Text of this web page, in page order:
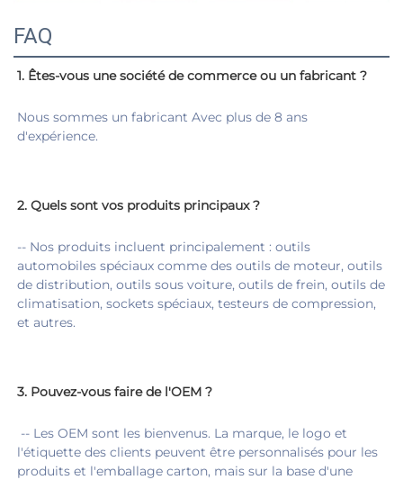
FAQ
1. Êtes-vous une société de commerce ou un fabricant ?
Nous sommes un fabricant Avec plus de 8 ans
d'expérience.
2. Quels sont vos produits principaux ?
-- Nos produits incluent principalement : outils
automobiles spéciaux comme des outils de moteur, outils
de distribution, outils sous voiture, outils de frein, outils de
climatisation, sockets spéciaux, testeurs de compression,
et autres.
3. Pouvez-vous faire de l'OEM ?
-- Les OEM sont les bienvenus. La marque, le logo et
l'étiquette des clients peuvent être personnalisés pour les
produits et l'emballage carton, mais sur la base d'une